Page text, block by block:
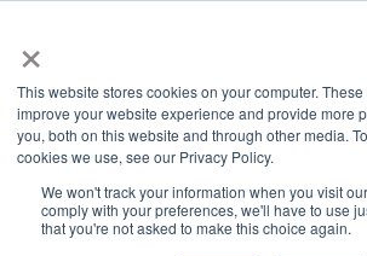
×
This website stores cookies on your computer.
improve your website experience and provide more
you, both on this website and through other media.
cookies we use, see our Privacy Policy.
We won't track your information when you visit
comply with your preferences, we'll have to use
that you're not asked to make this choice again.
GRL Team
HOME»INDUSTRY INSIGHTS